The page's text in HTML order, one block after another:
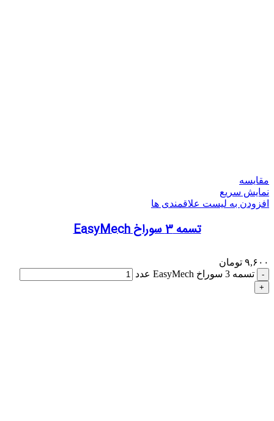
مقایسه
نمایش سریع
افزودن به لیست علاقمندی ها
تسمه 3 سوراخ EasyMech
۹,۶۰۰ تومان
تسمه 3 سوراخ EasyMech عدد